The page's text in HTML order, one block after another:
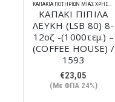
ΚΑΠΆΚΙΑ ΠΟΤΗΡΙΏΝ ΜΊΑΣ ΧΡΉΣΗΣ
ΚΑΠΑΚΙ ΠΙΠΙΛΑ
ΛΕΥΚΗ (LSB 80) 8-
12οζ -(1000τεμ.) –
(COFFEE HOUSE) /
1593
€23,05
(Με ΦΠΑ 24%)